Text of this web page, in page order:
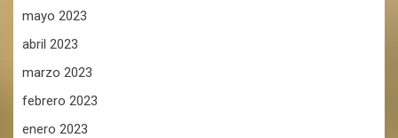
mayo 2023
abril 2023
marzo 2023
febrero 2023
enero 2023